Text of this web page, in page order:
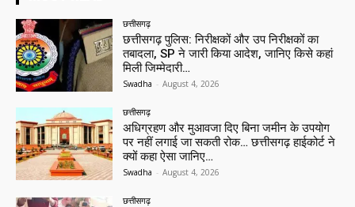
छत्तीसगढ़
छत्तीसगढ़ पुलिस: निरीक्षकों और उप निरीक्षकों का
तबादला, SP ने जारी किया आदेश, जानिए किसे कहां
मिली जिम्मेदारी…
Swadha - August 4, 2026
छत्तीसगढ़
अधिग्रहण और मुआवजा दिए बिना जमीन के उपयोग
पर नहीं लगाई जा सकती रोक… छत्तीसगढ़ हाईकोर्ट ने
क्यों कहा ऐसा जानिए…
Swadha - August 4, 2026
छत्तीसगढ़